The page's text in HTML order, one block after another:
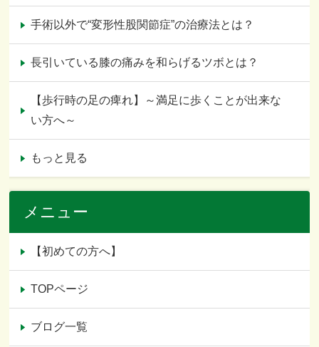
手術以外で“変形性股関節症”の治療法とは？
長引いている膝の痛みを和らげるツボとは？
【歩行時の足の痺れ】～満足に歩くことが出来な
い方へ～
もっと見る
メニュー
【初めての方へ】
TOPページ
ブログ一覧